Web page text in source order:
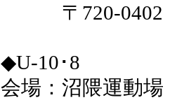
〒720-0402
◆U-10･8
会場：沼隈運動場